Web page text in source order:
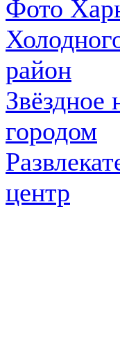
Фото
район
Звёздное
городом
центр